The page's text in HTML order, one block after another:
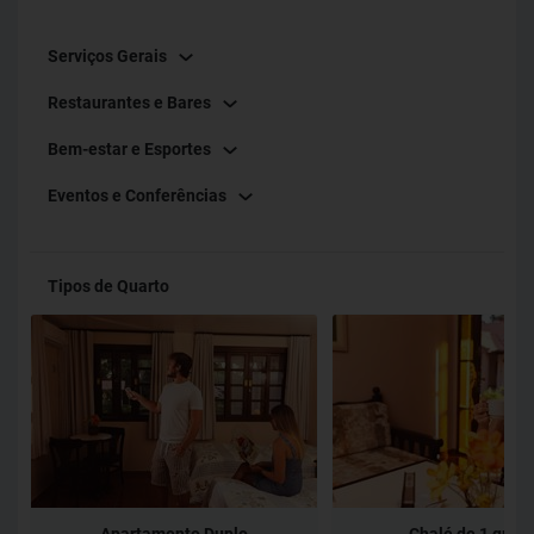
Serviços Gerais
Restaurantes e Bares
Bem-estar e Esportes
Eventos e Conferências
Tipos de Quarto